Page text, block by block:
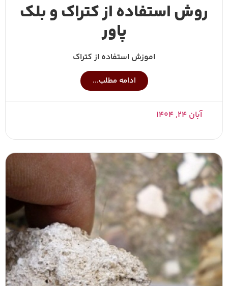
روش استفاده از کتراک و بلک
پاور
اموزش استفاده از کتراک
ادامه مطلب...
آبان ۲۴, ۱۴۰۴